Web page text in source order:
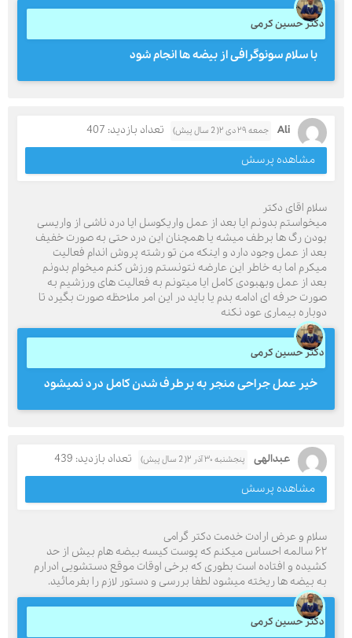
دکتر حسین کرمی
با سلام سونوگرافی از بیضه ها انجام شود
Ali جمعه ۲۹ دی ۲( 2 سال پیش)
تعداد بازدید: 407
مشاهده پرسش
سلام اقای دکتر
میخواستم بدونم ایا بعد از عمل واریکوسل ایا درد ناشی از واریسی
بودن رگ ها برطف میشه یا همچنان این درد حتی به صورت خفیف
بعد از عمل وجود دارد و اینکه من تو رشته پروش اندام فعالیت
میکرم اما به خاطر این عارضه نتونستم ورزش کنم میخوام بدونم
بعد از عمل وبهبودی کامل ایا میتونم به فعالیت های ورزشیم به
صورت حرفه ای ادامه بدم یا باید در این امر ملاحظه صورت بگیرد تا
دوباره بیماری عود نکنه
دکتر حسین کرمی
خیر عمل جراحی منجر به برطرف شدن کامل درد نمیشود
عبدالهی پنجشنبه ۳۰ آذر ۲( 2 سال پیش)
تعداد بازدید: 439
مشاهده پرسش
سلام و عرض ارادت خدمت دکتر گرامی
۶۲ سالمه احساس میکنم که پوست کیسه بیضه هام بیش از حد
کشیده و افتاده است بطوری که برخی اوقات موقع دستشویی ادرارم
به بیضه ها ریخته میشود لطفا بررسی و دستور لازم را بفرمائید.
دکتر حسین کرمی